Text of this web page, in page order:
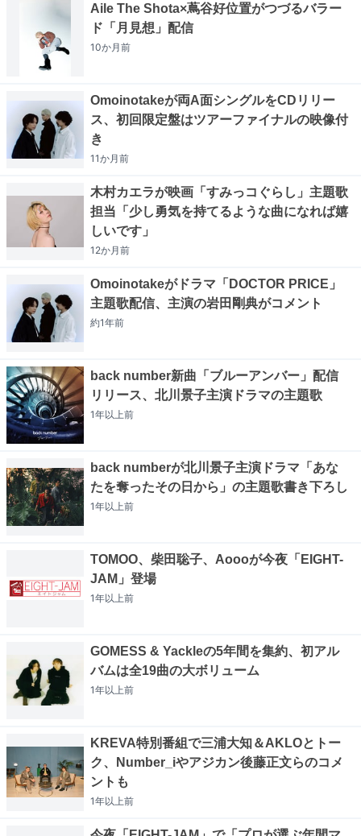
Aile The Shota×蔦谷好位置がつづるバラー
ド「月見想」配信
10か月前
Omoinotakeが両A面シングルをCDリリー
ス、初回限定盤はツアーファイナルの映像付
き
11か月前
木村カエラが映画「すみっコぐらし」主題歌
担当「少し勇気を持てるような曲になれば嬉
しいです」
12か月前
Omoinotakeがドラマ「DOCTOR PRICE」
主題歌配信、主演の岩田剛典がコメント
約1年前
back number新曲「ブルーアンバー」配信
リリース、北川景子主演ドラマの主題歌
1年以上前
back numberが北川景子主演ドラマ「あな
たを奪ったその日から」の主題歌書き下ろし
1年以上前
TOMOO、柴田聡子、Aoooが今夜「EIGHT-
JAM」登場
1年以上前
GOMESS & Yackleの5年間を集約、初アル
バムは全19曲の大ボリューム
1年以上前
KREVA特別番組で三浦大知＆AKLOとトー
ク、Number_iやアジカン後藤正文らのコメ
ントも
1年以上前